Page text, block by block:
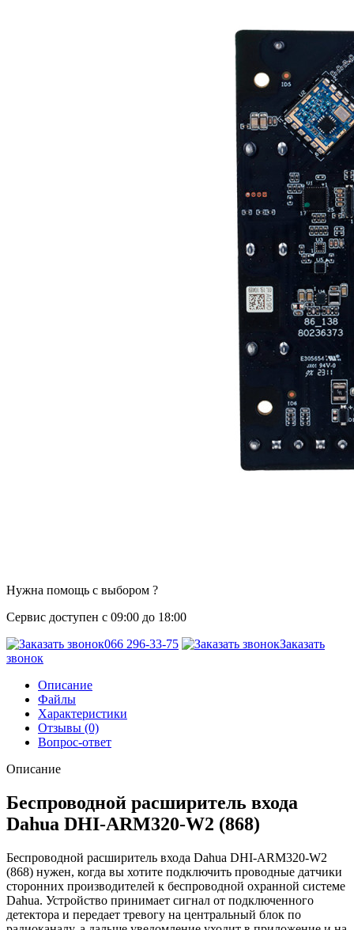
Нужна помощь с выбором ?
Сервис доступен с 09:00 до 18:00
066 296-33-75
Заказать
звонок
Описание
Файлы
Характеристики
Отзывы (0)
Вопрос-ответ
Описание
Беспроводной расширитель входа
Dahua DHI-ARM320-W2 (868)
Беспроводной расширитель входа Dahua DHI-ARM320-W2
(868) нужен, когда вы хотите подключить проводные датчики
сторонних производителей к беспроводной охранной системе
Dahua. Устройство принимает сигнал от подключенного
детектора и передает тревогу на центральный блок по